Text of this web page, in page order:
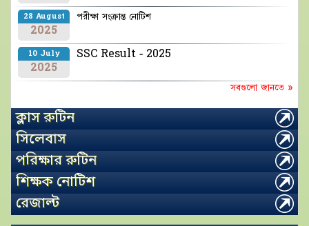
28 August
2025
পরীক্ষা সংক্রান্ত নোটিশ
10 July
2025
SSC Result - 2025
সবগুলো জানতে »
ক্লাস রুটিন
সিলেবাস
পরিক্ষার রুটিন
শিক্ষক নোটিশ
রেজাল্ট